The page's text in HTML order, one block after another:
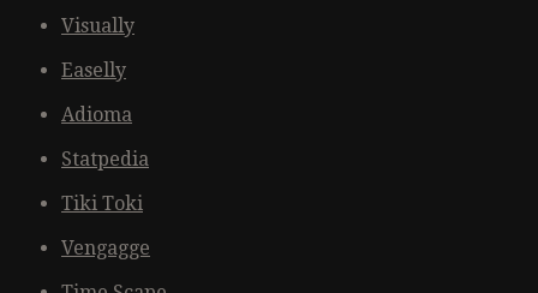
Visually
Easelly
Adioma
Statpedia
Tiki Toki
Vengagge